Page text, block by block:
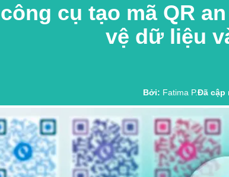
cụ tạo mã QR
vệ dữ liệu
Bởi: Fatima P.Đã cập